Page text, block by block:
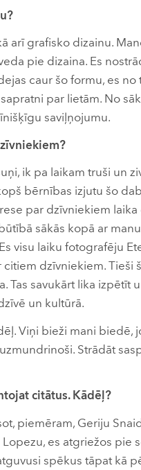
arī grafisko dizainu.
pie dizaina. Es
caur šo formu, es
par lietām. No
saviļņojumu.
ik pa laikam truši un
bērnības izjutu šo
par dzīvniekiem
sākās kopā ar
visu laiku fotografēju
dzīvniekiem. Tieši
Tas savukārt lika izpētīt
un kultūrā.
Viņi bieži mani biedē,
Strādāt
citātus. Kādēļ?
piemēram, Geriju
es atgriežos pie
spēkus tāpat kā